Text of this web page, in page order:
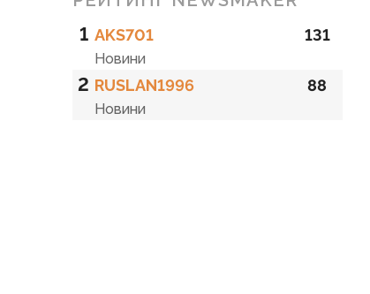
1 AKS701
Новини
131
2 RUSLAN1996
Новини
88